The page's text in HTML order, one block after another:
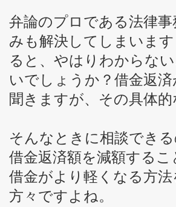
弁論のプロである法律
みも解決してしまいま
ると、やはりわからな
いでしょうか？借金返
聞きますが、その具体
そんなときに相談でき
借金返済額を減額する
借金がより軽くなる方
方々ですよね。